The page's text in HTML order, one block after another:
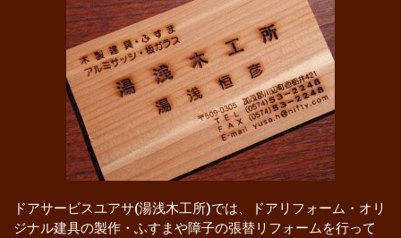
ドアサービスユアサ(湯浅木工所)では、ドアリフォーム・オリ
ジナル建具の製作・ふすまや障子の張替リフォームを行って